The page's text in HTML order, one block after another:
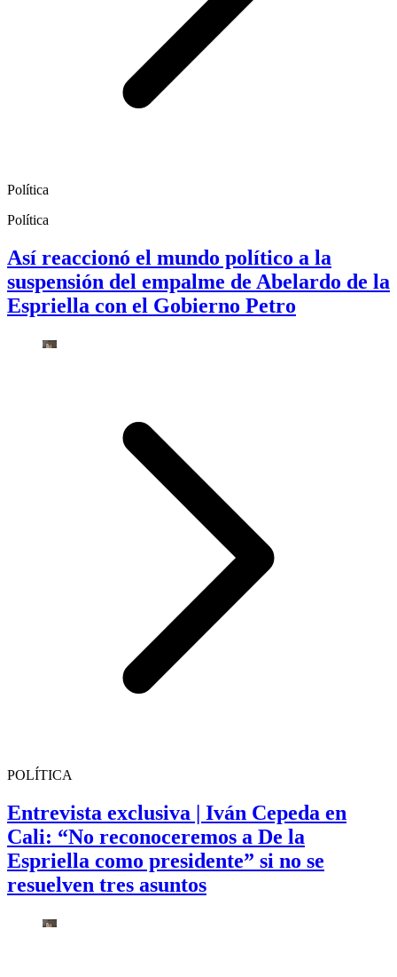
Política
Política
Así reaccionó el mundo político a la
suspensión del empalme de Abelardo de la
Espriella con el Gobierno Petro
POLÍTICA
Entrevista exclusiva | Iván Cepeda en
Cali: “No reconoceremos a De la
Espriella como presidente” si no se
resuelven tres asuntos